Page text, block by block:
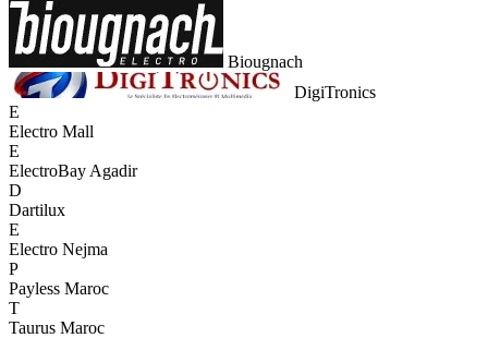
Biougnach
DigiTronics
E
Electro Mall
E
ElectroBay Agadir
D
Dartilux
E
Electro Nejma
P
Payless Maroc
T
Taurus Maroc